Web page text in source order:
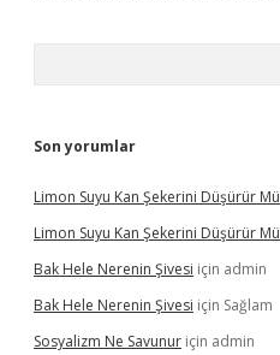
Son yorumlar
Limon Suyu Kan Şekerini Düşürür Mü
Limon Suyu Kan Şekerini Düşürür Mü
Bak Hele Nerenin Şivesi için admin
Bak Hele Nerenin Şivesi için Sağlam
Sosyalizm Ne Savunur için admin